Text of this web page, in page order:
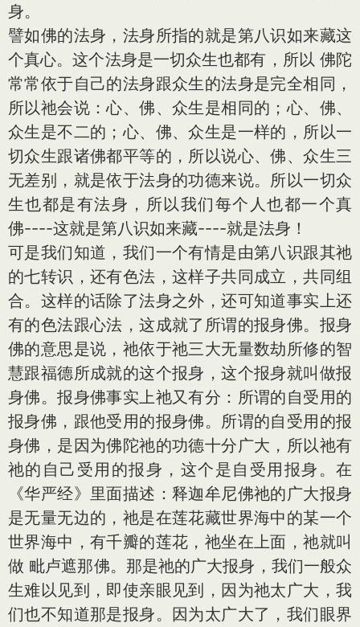
身。
譬如佛的法身，法身所指的就是第八识如来藏这
个真心。这个法身是一切众生也都有，所以 佛陀
常常依于自己的法身跟众生的法身是完全相同，
所以祂会说：心、佛、众生是相同的；心、佛、
众生是不二的；心、佛、众生是一样的，所以一
切众生跟诸佛都平等的，所以说心、佛、众生三
无差别，就是依于法身的功德来说。所以一切众
生也都是有法身，所以我们每个人也都一个真
佛----这就是第八识如来藏----就是法身！
可是我们知道，我们一个有情是由第八识跟其祂
的七转识，还有色法，这样子共同成立，共同组
合。这样的话除了法身之外，还可知道事实上还
有的色法跟心法，这成就了所谓的报身佛。报身
佛的意思是说，祂依于祂三大无量数劫所修的智
慧跟福德所成就的这个报身，这个报身就叫做报
身佛。报身佛事实上祂又有分：所谓的自受用的
报身佛，跟他受用的报身佛。所谓的自受用的报
身佛，是因为佛陀祂的功德十分广大，所以祂有
祂的自己受用的报身，这个是自受用报身。在
《华严经》里面描述：释迦牟尼佛祂的广大报身
是无量无边的，祂是在莲花藏世界海中的某一个
世界海中，有千瓣的莲花，祂坐在上面，祂就叫
做 毗卢遮那佛。那是祂的广大报身，我们一般众
生难以见到，即使亲眼见到，因为祂太广大，我
们也不知道那是报身。因为太广大了，我们眼界